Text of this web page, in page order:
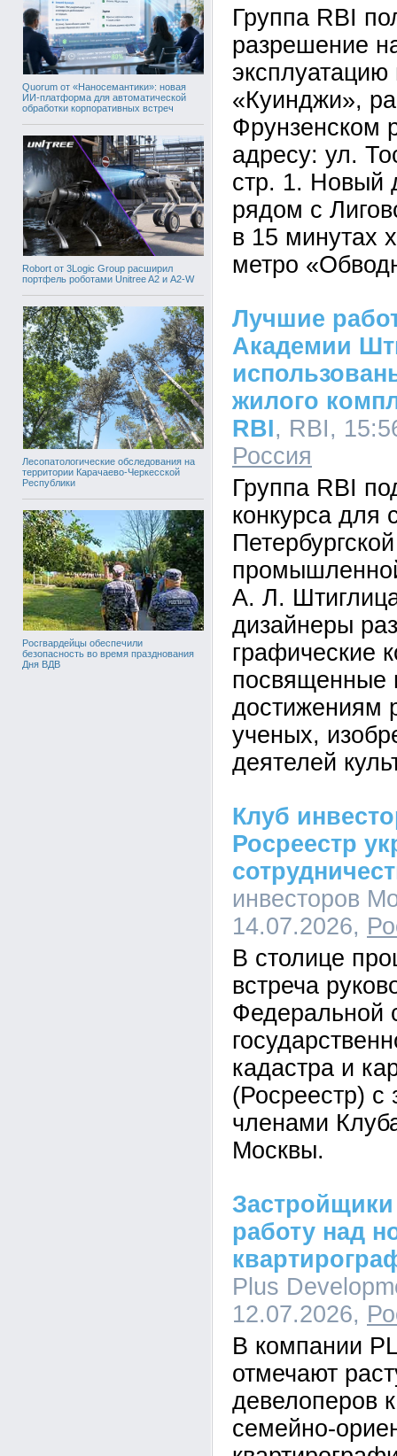
Quorum от «Наносемантики»: новая
ИИ-платформа для автоматической
обработки корпоративных встреч
Robort от 3Logic Group расширил
портфель роботами Unitree A2 и A2-W
Лесопатологические обследования на
территории Карачаево-Черкесской
Республики
Росгвардейцы обеспечили
безопасность во время празднования
Дня ВДВ
Группа RBI
разрешение
эксплуатацию
«Куинджи»,
Фрунзенском
адресу: ул.
стр. 1. Новый
рядом с
в 15 минутах
метро
Лучшие
Академии
жилого
RBI, RBI,
Россия
Группа RBI
конкурса для
А. Л.
дизайнеры
графические
достижениям
ученых,
деятелей
Клуб
Росреестр
инвесторов
14.07.2026,
В столице
встреча
Федеральной
кадастра и
(Росреестр) с
членами
Москвы.
работу над
Plus
12.07.2026,
В компании
отмечают
девелоперов
семейно-